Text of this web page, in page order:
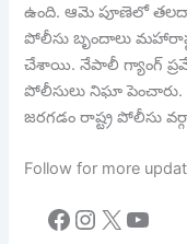
ఉంది. ఆమె పూణెలో
పోలీసు బృందాలు
చేశాయి. నేపాలీ గ్యాంగ్
పోలీసులు నిఘా పెంచారు.
జరగడం రాష్ట్ర పోలీసు
Follow for more
Facebook
Instagram
X